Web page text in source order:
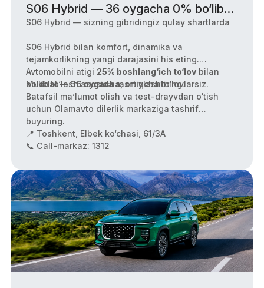
S06 Hybrid — 36 oygacha 0% bo‘lib
to‘lash!
S06 Hybrid — sizning gibridingiz qulay shartlarda
S06 Hybrid bilan komfort, dinamika va
tejamkorlikning yangi darajasini his eting.
Avtomobilni atigi 25% boshlang‘ich to‘lov bilan
bo‘lib to‘lash asosida rasmiylashtiring.
Muddat —36 oygacha, ortiqcha to‘lovlarsiz.
Batafsil ma’lumot olish va test-drayvdan o‘tish
uchun Olamavto dilerlik markaziga tashrif
buyuring.
📍 Toshkent, Elbek ko‘chasi, 61/3A
📞 Call-markaz: 1312